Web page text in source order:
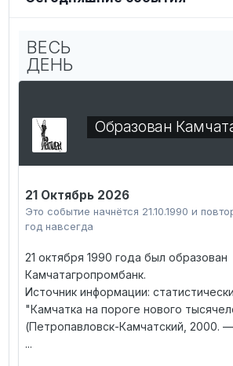
ВЕСЬ
ДЕНЬ
Образован
21 Октябрь 2026
Это событие начнётся 21.10.1990 и
год навсегда
21 октября 1990 года был образован
Камчатагропромбанк.
Источник информации:
"Камчатка на пороге нового
(Петропавловск-Камчатский, 2000.
...